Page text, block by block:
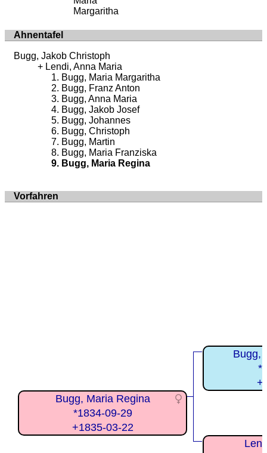
Margaritha
Ahnentafel
Bugg, Jakob Christoph
Lendi, Anna Maria
Bugg, Maria Margaritha
Bugg, Franz Anton
Bugg, Anna Maria
Bugg, Jakob Josef
Bugg, Johannes
Bugg, Christoph
Bugg, Martin
Bugg, Maria Franziska
Bugg, Maria Regina
Vorfahren
Bugg, Maria Regina
*1834-09-29
+1835-03-22
Bugg,